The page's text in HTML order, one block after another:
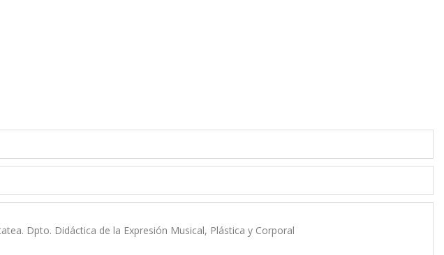
Dpto. Didáctica de la Expresión Musical, Plástica y Corporal